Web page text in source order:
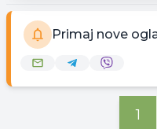
Primaj nove
1